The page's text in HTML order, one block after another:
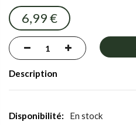
images
gallery6,99 €
Description
En stock